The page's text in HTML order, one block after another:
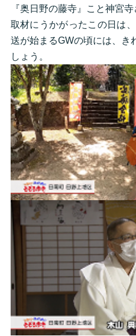
『奥日野の藤寺』こと神宮
取材にうかがったこの日は
送が始まるGWの頃には、き
しょう。